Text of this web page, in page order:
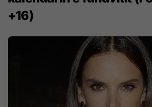
+16)